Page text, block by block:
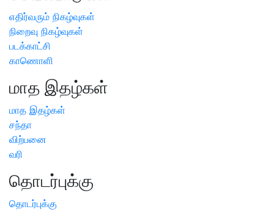
எதிர்வரும் நிகழ்வுகள்
நிறைவு நிகழ்வுகள்
படக்காட்சி
காணொளி
மாத இதழ்கள்
மாத இதழ்கள்
சந்தா
விற்பனை
வரி
தொடர்புக்கு
தொடர்புக்கு